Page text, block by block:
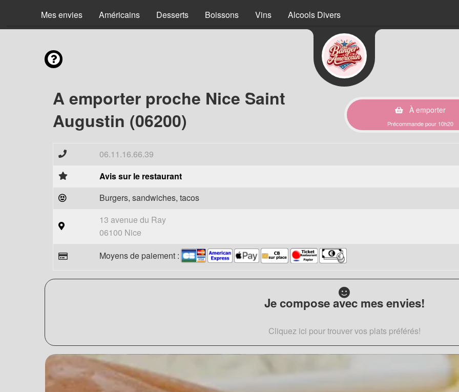
Mes envies Américains Desserts Boissons Vins Alcools Divers
A emporter proche Nice Saint
Augustin (06200)
À emporter
Précommande pour 10h20
06.11.16.66.39
Avis sur le restaurant
Burgers, sandwiches, tacos
13 avenue du Ray
06100 Nice
Moyens de paiement :
Je compose avec mes envies!
Cliquez ici pour trouver vos plats préférés!